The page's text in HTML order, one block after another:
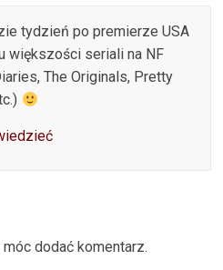
tydzień po premierze USA
większości seriali na NF
The Originals, Pretty
móc dodać komentarz.